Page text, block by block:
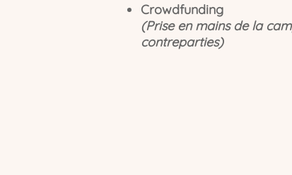
Crowdfunding
(Prise en mains de la
contreparties)